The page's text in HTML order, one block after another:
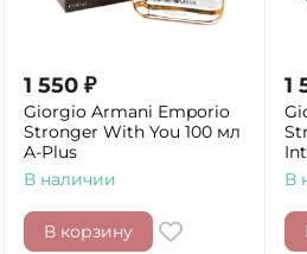
1 550 ₽
Giorgio Armani Emporio
Stronger With You 100 мл
A-Plus
В наличии
В корзину
1
В